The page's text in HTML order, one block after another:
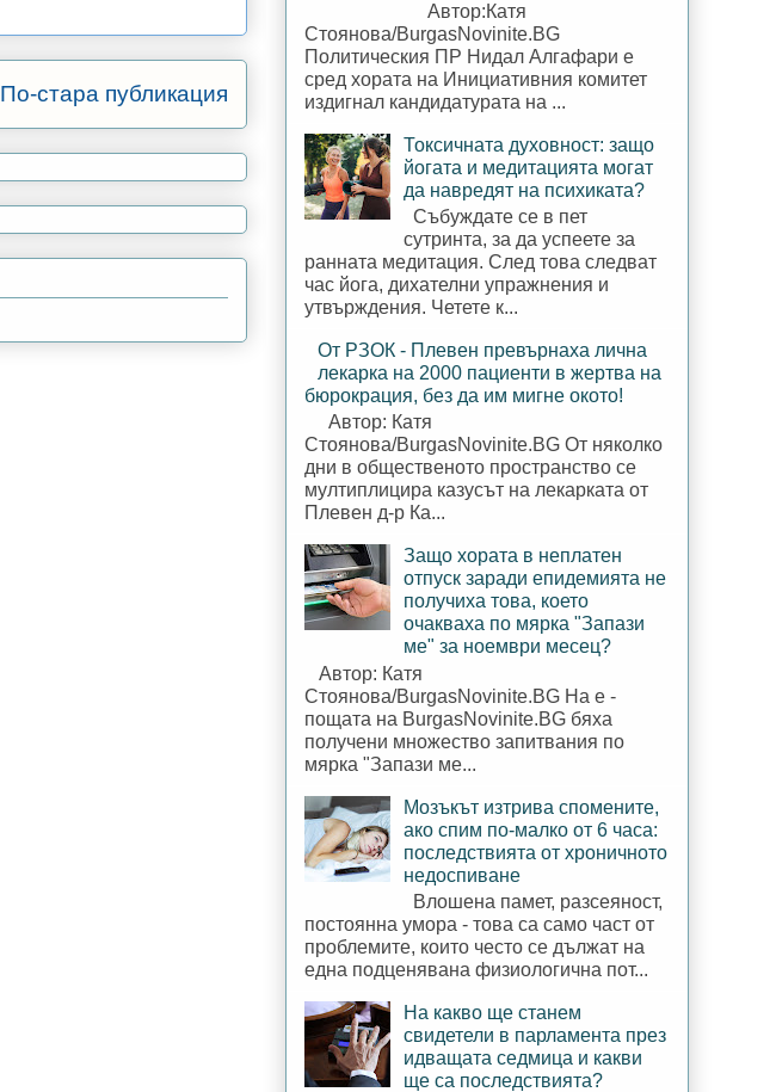
По-стара публикация
Автор:Катя
Стоянова/BurgasNovinite.BG
Политическия ПР Нидал Алгафари е
сред хората на Инициативния комитет
издигнал кандидатурата на ...
Токсичната духовност: защо
йогата и медитацията могат
да навредят на психиката?
Събуждате се в пет
сутринта, за да успеете за
ранната медитация. След това следват
час йога, дихателни упражнения и
утвърждения. Четете к...
От РЗОК - Плевен превърнаха лична
лекарка на 2000 пациенти в жертва на
бюрокрация, без да им мигне окото!
Автор: Катя
Стоянова/BurgasNovinite.BG От няколко
дни в общественото пространство се
мултиплицира казусът на лекарката от
Плевен д-р Ка...
Защо хората в неплатен
отпуск заради епидемията не
получиха това, което
очакваха по мярка "Запази
ме" за ноември месец?
Автор: Катя
Стоянова/BurgasNovinite.BG На е -
пощата на BurgasNovinite.BG бяха
получени множество запитвания по
мярка "Запази ме...
Мозъкът изтрива спомените,
ако спим по-малко от 6 часа:
последствията от хроничното
недоспиване
Влошена памет, разсеяност,
постоянна умора - това са само част от
проблемите, които често се дължат на
една подценявана физиологична пот...
На какво ще станем
свидетели в парламента през
идващата седмица и какви
ще са последствията?